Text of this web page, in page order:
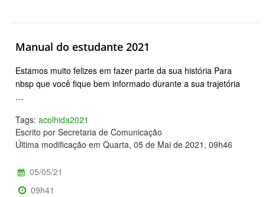
Manual do estudante 2021
Estamos muito felizes em fazer parte da sua história Para
nbsp que você fique bem informado durante a sua trajetória
…
Tags: acolhida2021
Escrito por Secretaria de Comunicação
Última modificação em Quarta, 05 de Mai de 2021, 09h46
05/05/21
09h41